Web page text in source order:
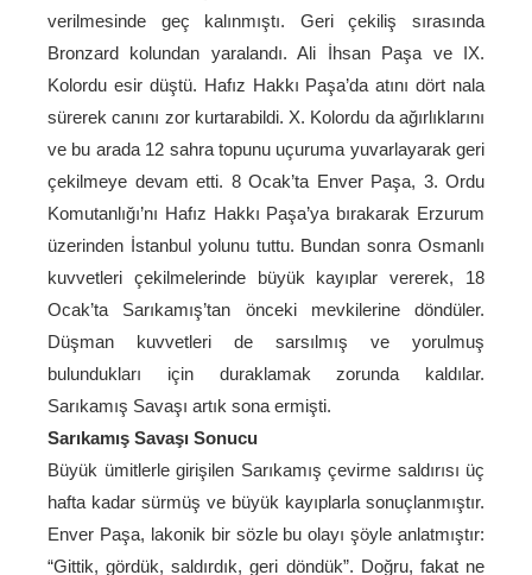
verilmesinde geç kalınmıştı. Geri çekiliş sırasında
Bronzard kolundan yaralandı. Ali İhsan Paşa ve IX.
Kolordu esir düştü. Hafız Hakkı Paşa’da atını dört nala
sürerek canını zor kurtarabildi. X. Kolordu da ağırlıklarını
ve bu arada 12 sahra topunu uçuruma yuvarlayarak geri
çekilmeye devam etti. 8 Ocak’ta Enver Paşa, 3. Ordu
Komutanlığı’nı Hafız Hakkı Paşa’ya bırakarak Erzurum
üzerinden İstanbul yolunu tuttu. Bundan sonra Osmanlı
kuvvetleri çekilmelerinde büyük kayıplar vererek, 18
Ocak’ta Sarıkamış’tan önceki mevkilerine döndüler.
Düşman kuvvetleri de sarsılmış ve yorulmuş
bulundukları için duraklamak zorunda kaldılar.
Sarıkamış Savaşı artık sona ermişti.
Sarıkamış Savaşı Sonucu
Büyük ümitlerle girişilen Sarıkamış çevirme saldırısı üç
hafta kadar sürmüş ve büyük kayıplarla sonuçlanmıştır.
Enver Paşa, lakonik bir sözle bu olayı şöyle anlatmıştır:
“Gittik, gördük, saldırdık, geri döndük”. Doğru, fakat ne